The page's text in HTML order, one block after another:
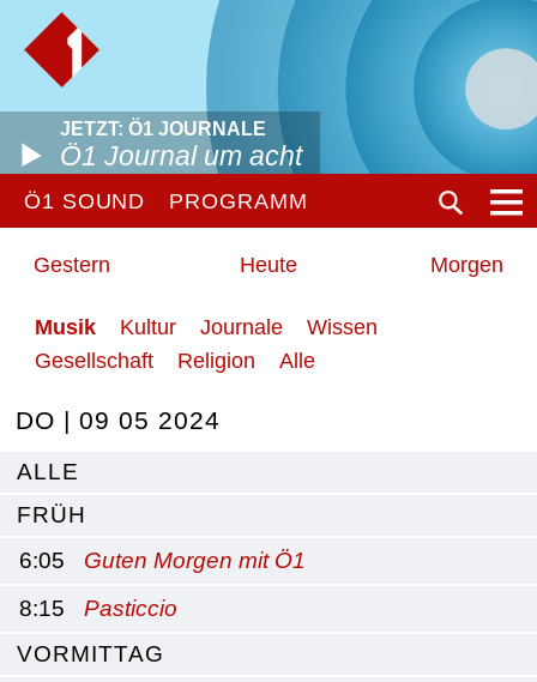
JETZT: Ö1 JOURNALE
Ö1 Journal um acht
Ö1 SOUND PROGRAMM
Gestern Heute Morgen
Musik Kultur Journale
Wissen
Gesellschaft
Religion Alle
DO | 09 05 2024
ALLE
FRÜH
6:05
Guten Morgen mit Ö1
8:15
Pasticcio
VORMITTAG